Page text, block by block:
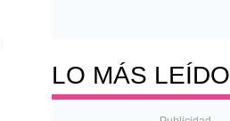
LO MÁS LEÍDO